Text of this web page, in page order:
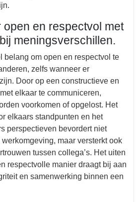
open en respectvol met
meningsverschillen.
belang om open en respectvol te
zelfs wanneer er
Door op een constructieve en
elkaar te communiceren,
voorkomen of opgelost. Het
elkaars standpunten en het
perspectieven bevordert niet
maar versterkt ook
tussen collega’s. Het uiten
respectvolle manier draagt bij aan
en samenwerking binnen een